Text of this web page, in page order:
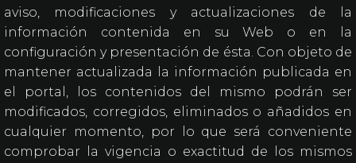
aviso, modificaciones y actualizaciones de la
información contenida en su Web o en la
configuración y presentación de ésta. Con objeto de
mantener actualizada la información publicada en
el portal, los contenidos del mismo podrán ser
modificados, corregidos, eliminados o añadidos en
cualquier momento, por lo que será conveniente
comprobar la vigencia o exactitud de los mismos